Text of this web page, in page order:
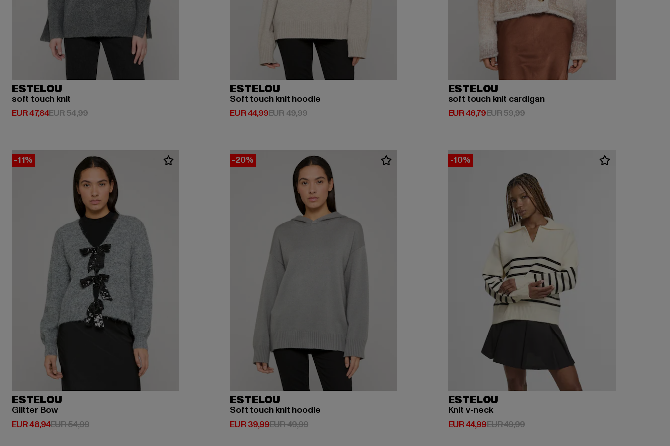
ESTELOU
soft touch knit
EUR 47,84
Huidige prijs: EUR 47,84
EUR 54,99Actieprijs: EUR 54,99
ESTELOU
Soft touch knit hoodie
EUR 44,99
Huidige prijs: EUR 44,99
EUR 49,99Actieprijs: EUR 49,99
ESTELOU
soft touch knit cardigan
EUR 46,79
Huidige prijs: EUR 46,79
EUR 59,99Actieprijs: EUR 59,99
-11%
ESTELOU
Glitter Bow
EUR 48,94
Huidige prijs: EUR 48,94
EUR 54,99Actieprijs: EUR 54,99
-20%
ESTELOU
Soft touch knit hoodie
EUR 39,99
Huidige prijs: EUR 39,99
EUR 49,99Actieprijs: EUR 49,99
-10%
ESTELOU
Knit v-neck
EUR 44,99
Huidige prijs: EUR 44,99
EUR 49,99Actieprijs: EUR 49,99